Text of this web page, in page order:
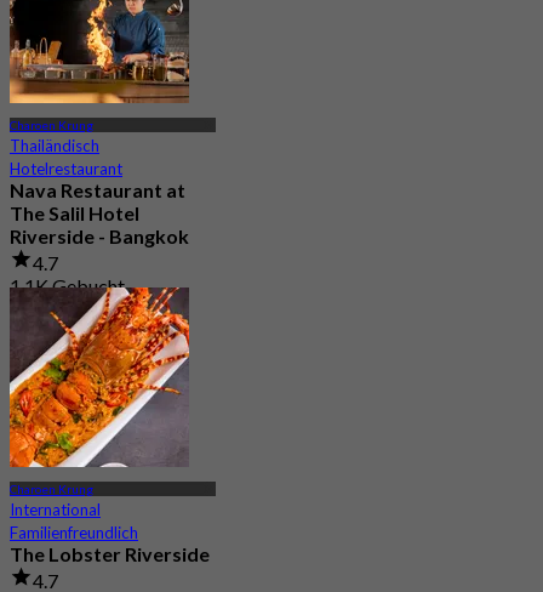
Charoen Krung
Thailändisch
Hotelrestaurant
Nava Restaurant at
The Salil Hotel
Riverside - Bangkok
4.7
1.1K Gebucht
Aus
฿ 706
Charoen Krung
International
Familienfreundlich
The Lobster Riverside
4.7